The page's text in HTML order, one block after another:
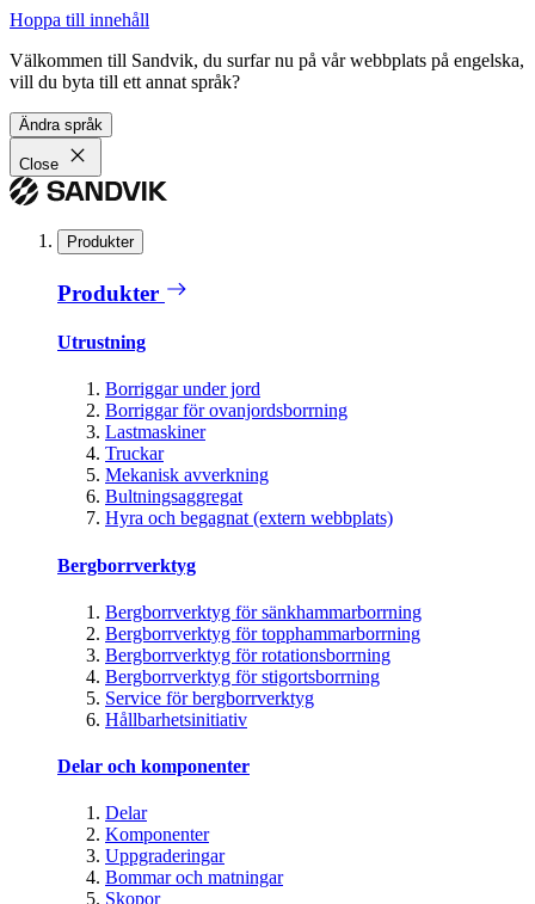
Hoppa till innehåll
Välkommen till Sandvik, du surfar nu på vår webbplats på engelska,
vill du byta till ett annat språk?
Ändra språk
Close
Produkter
Produkter
Utrustning
Borriggar under jord
Borriggar för ovanjordsborrning
Lastmaskiner
Truckar
Mekanisk avverkning
Bultningsaggregat
Hyra och begagnat (extern webbplats)
Bergborrverktyg
Bergborrverktyg för sänkhammarborrning
Bergborrverktyg för topphammarborrning
Bergborrverktyg för rotationsborrning
Bergborrverktyg för stigortsborrning
Service för bergborrverktyg
Hållbarhetsinitiativ
Delar och komponenter
Delar
Komponenter
Uppgraderingar
Bommar och matningar
Skopor